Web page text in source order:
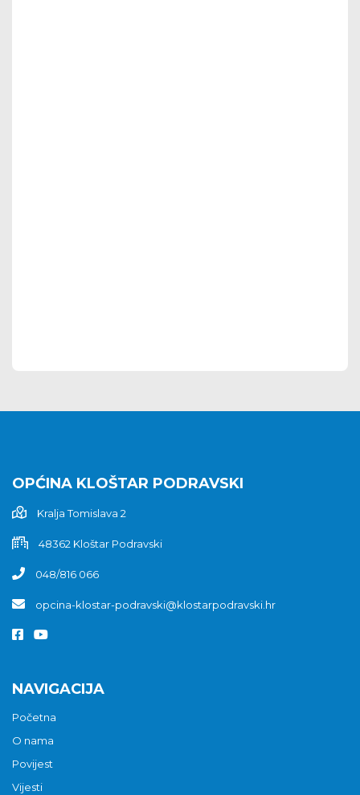
OPĆINA KLOŠTAR PODRAVSKI
Kralja Tomislava 2
48362 Kloštar Podravski
048/816 066
opcina-klostar-podravski@klostarpodravski.hr
NAVIGACIJA
Početna
O nama
Povijest
Vijesti